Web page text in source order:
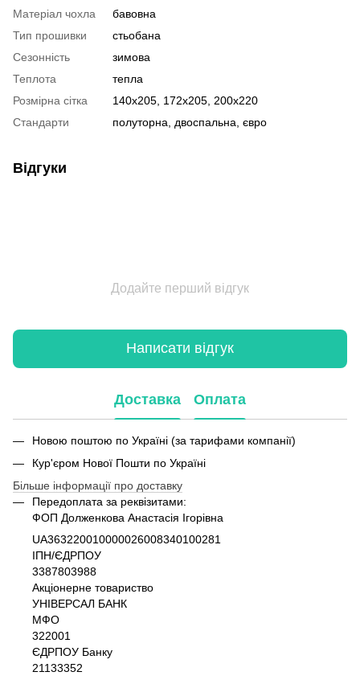
Матеріал чохла
бавовна
Тип прошивки
стьобана
Сезонність
зимова
Теплота
тепла
Розмірна сітка
140x205, 172x205, 200x220
Стандарти
полуторна, двоспальна, євро
Відгуки
Додайте перший відгук
Написати відгук
Доставка Оплата
Новою поштою по Україні (за тарифами компанії)
Кур'єром Нової Пошти по Україні
Більше інформації про доставку
Передоплата за реквізитами:
ФОП Долженкова Анастасія Ігорівна
UA363220010000026008340100281
ІПН/ЄДРПОУ
3387803988
Акціонерне товариство
УНІВЕРСАЛ БАНК
МФО
322001
ЄДРПОУ Банку
21133352